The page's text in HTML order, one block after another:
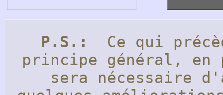
P.S.:
Ce qui
principe général,
sera nécessaire